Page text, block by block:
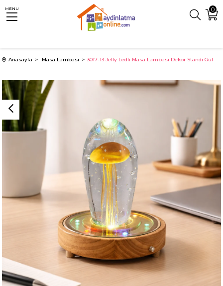
0
MENU
Anasayfa Masa Lambası 3017-13 Jelly Ledli Masa Lambası Dekor Standı Gül